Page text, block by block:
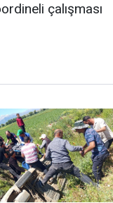
çalışması